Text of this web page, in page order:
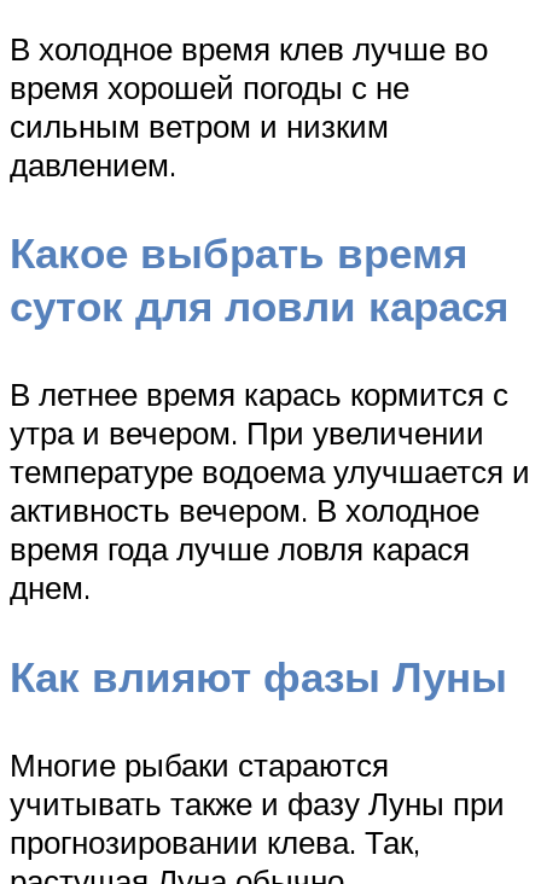
В холодное время клев лучше во
время хорошей погоды с не
сильным ветром и низким
давлением.
Какое выбрать время
суток для ловли карася
В летнее время карась кормится с
утра и вечером. При увеличении
температуре водоема улучшается и
активность вечером. В холодное
время года лучше ловля карася
днем.
Как влияют фазы Луны
Многие рыбаки стараются
учитывать также и фазу Луны при
прогнозировании клева. Так,